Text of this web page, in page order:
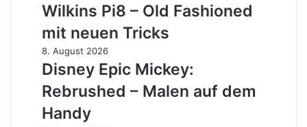
Bowers
&
Wilkins
Pi8
–
Old
Fashioned
mit
Wilkins Pi8 – Old Fashioned
mit neuen Tricks
Disney
Epic
Mickey:
Rebrushed
–
Malen
8. August 2026
Disney Epic Mickey:
Rebrushed – Malen auf dem
Handy